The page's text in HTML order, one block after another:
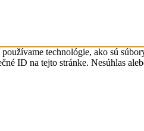
technológie, ako sú
ID na tejto stránke. Nesúhlas